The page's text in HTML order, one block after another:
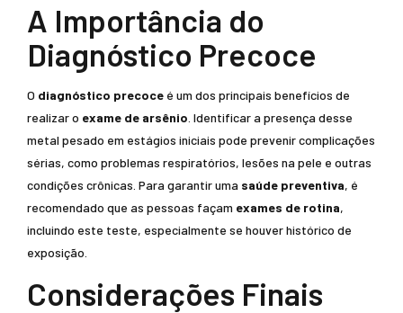
A Importância do
Diagnóstico Precoce
O diagnóstico precoce é um dos principais benefícios de
realizar o exame de arsênio . Identificar a presença desse
metal pesado em estágios iniciais pode prevenir complicações
sérias, como problemas respiratórios, lesões na pele e outras
condições crônicas. Para garantir uma saúde preventiva, é
recomendado que as pessoas façam exames de rotina,
incluindo este teste, especialmente se houver histórico de
exposição.
Considerações Finais